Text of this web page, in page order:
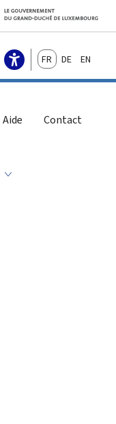
FrançaisDeutschEnglish
Aide Contact